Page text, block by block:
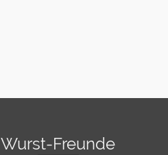
Wurst-Freunde